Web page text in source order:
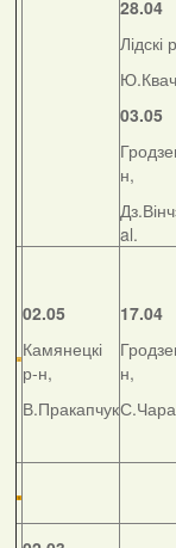
28.04
Лідскі
Ю.Квач
03.05
н,
al.
02.05
Камянецкі
р-н,
В.Пракапчук
17.04
н,